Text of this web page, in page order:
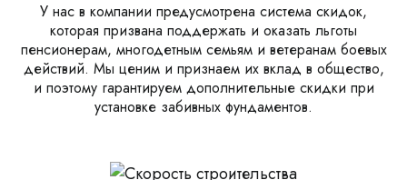
У нас в компании предусмотрена система скидок,
которая призвана поддержать и оказать льготы
пенсионерам, многодетным семьям и ветеранам боевых
действий. Мы ценим и признаем их вклад в общество,
и поэтому гарантируем дополнительные скидки при
установке забивных фундаментов.